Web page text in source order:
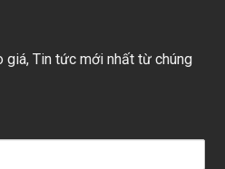
giá, Tin tức mới nhất từ chúng